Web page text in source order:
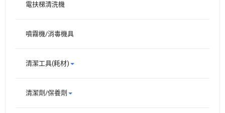
電扶梯清洗機
噴霧機/消毒機具
清潔工具(耗材)
清潔劑/保養劑